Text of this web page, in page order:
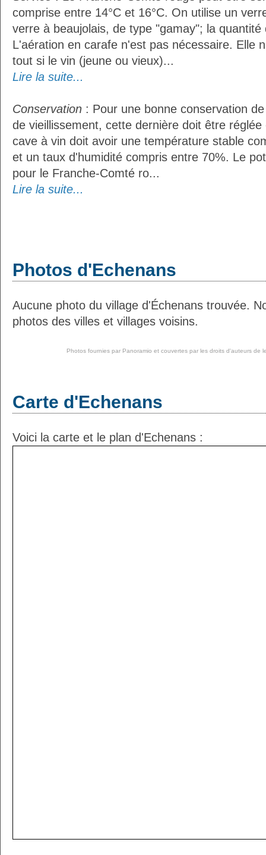
comprise entre 14°C et 16°C. On utilise un
verre à beaujolais, de type "gamay"; la
L'aération en carafe n'est pas nécessaire. Elle
tout si le vin (jeune ou vieux)...
Lire la suite...
Conservation : Pour une bonne conservation
de vieillissement, cette dernière doit être réglée
cave à vin doit avoir une température stable
et un taux d'humidité compris entre 70%. Le
pour le Franche-Comté ro...
Lire la suite...
Photos d'Echenans
Aucune photo du village d'Échenans trouvée.
photos des villes et villages voisins.
Photos fournies par Panoramio et couvertes par les droits d'auteurs de
Carte d'Echenans
Voici la carte et le plan d'Echenans :